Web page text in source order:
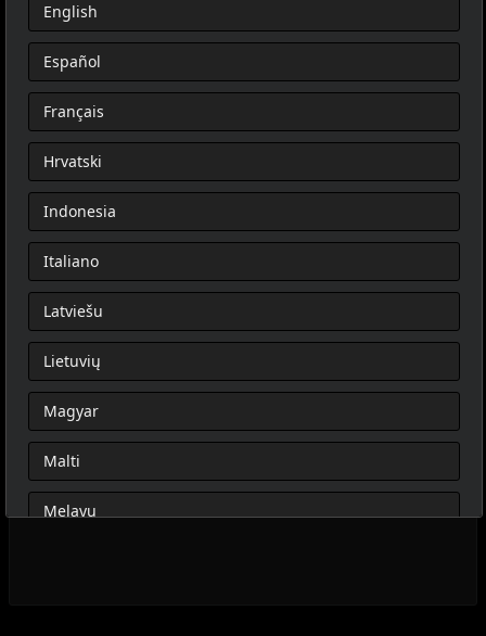
English
Español
Français
Hrvatski
Indonesia
Italiano
Latviešu
Lietuvių
Magyar
Malti
Melayu